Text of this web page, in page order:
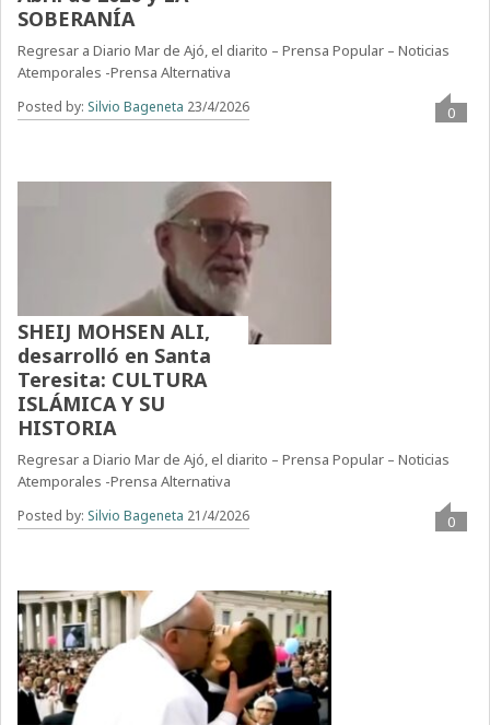
SOBERANÍA
Regresar a Diario Mar de Ajó, el diarito – Prensa Popular – Noticias
Atemporales -Prensa Alternativa
Posted by: Silvio Bageneta 23/4/2026 0
SHEIJ MOHSEN ALI,
desarrolló en Santa
Teresita: CULTURA
ISLÁMICA Y SU
HISTORIA
Regresar a Diario Mar de Ajó, el diarito – Prensa Popular – Noticias
Atemporales -Prensa Alternativa
Posted by: Silvio Bageneta 21/4/2026 0